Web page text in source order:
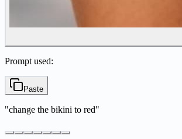
Prompt used:
Paste
"change the bikini to red"